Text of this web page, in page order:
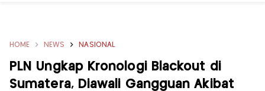
HOME NEWS NASIONAL
PLN Ungkap Kronologi Blackout di
Sumatera, Diawali Gangguan Akibat